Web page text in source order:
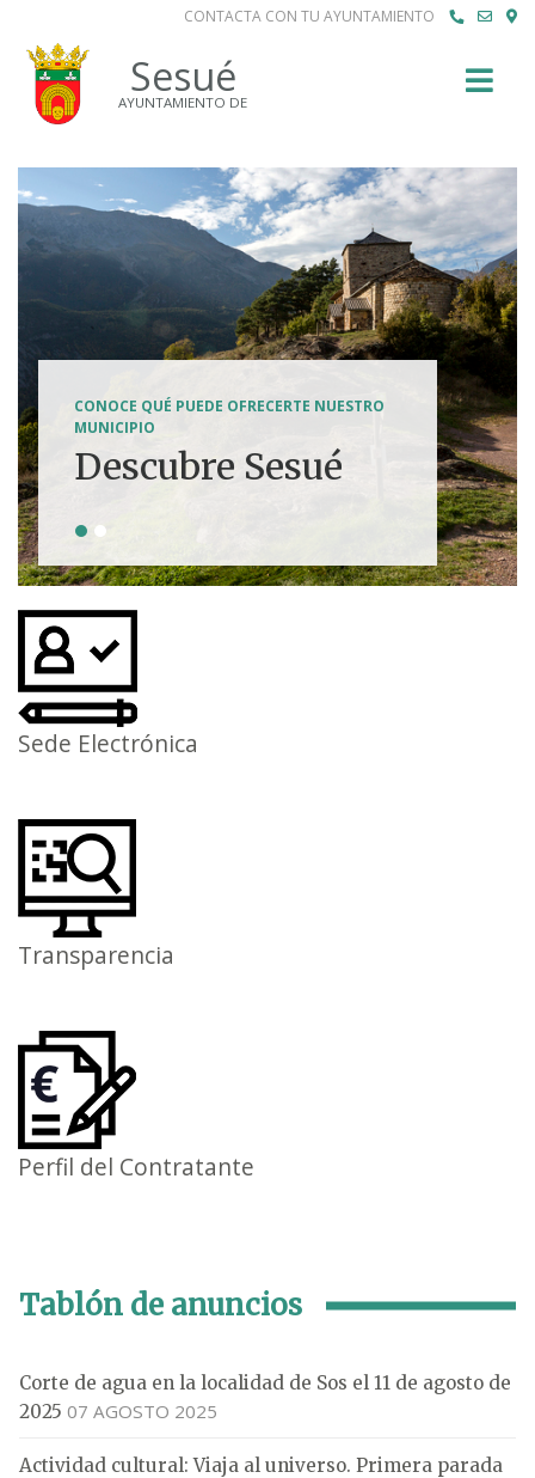
CONTACTA CON TU AYUNTAMIENTO
Sesué
AYUNTAMIENTO DE
CONOCE QUÉ PUEDE OFRECERTE NUESTRO
MUNICIPIO
Descubre Sesué
Tierra de
aventuras
Sede Electrónica
Transparencia
Perfil del Contratante
Tablón de anuncios
Corte de agua en la localidad de Sos el 11 de agosto de
2025 07 AGOSTO 2025
Actividad cultural: Viaja al universo. Primera parada